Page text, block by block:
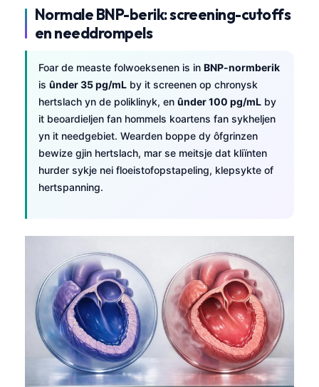
Normale BNP-berik: screening-cutoffs
en needdrompels
Foar de measte folwoeksenen is in BNP-normberik
is ûnder 35 pg/mL by it screenen op chronysk
hertslach yn de poliklinyk, en ûnder 100 pg/mL by
it beoardieljen fan hommels koartens fan sykheljen
yn it needgebiet. Wearden boppe dy ôfgrinzen
bewize gjin hertslach, mar se meitsje dat kliïnten
hurder sykje nei floeistofopstapeling, klepsykte of
hertspanning.